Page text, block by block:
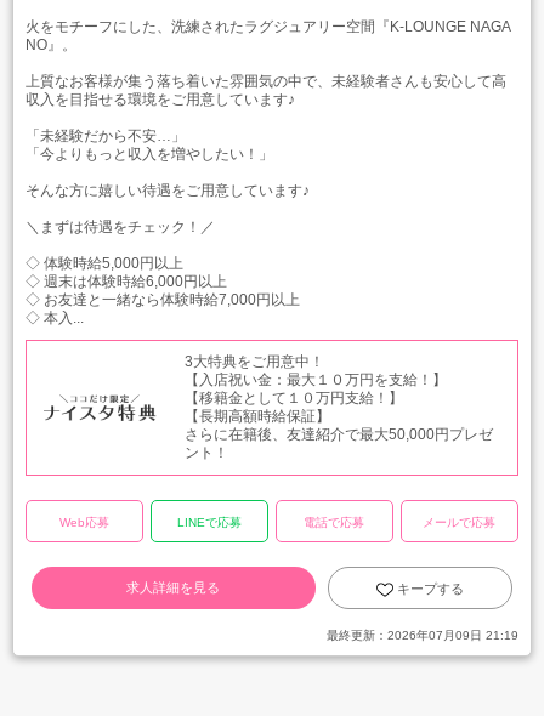
火をモチーフにした、洗練されたラグジュアリー空間『K-LOUNGE NAGA
NO』。
上質なお客様が集う落ち着いた雰囲気の中で、未経験者さんも安心して高
収入を目指せる環境をご用意しています♪
「未経験だから不安…」
「今よりもっと収入を増やしたい！」
そんな方に嬉しい待遇をご用意しています♪
＼まずは待遇をチェック！／
◇ 体験時給5,000円以上
◇ 週末は体験時給6,000円以上
◇ お友達と一緒なら体験時給7,000円以上
◇ 本入...
3大特典をご用意中！
【入店祝い金：最大１０万円を支給！】
【移籍金として１０万円支給！】
【長期高額時給保証】
さらに在籍後、友達紹介で最大50,000円プレゼ
ント！
Web応募 LINEで応募 電話で応募 メールで応募
求人詳細を見る キープする
最終更新： 2026年07月09日 21:19